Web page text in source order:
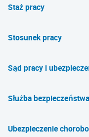
Staż pracy
Stosunek pracy
Sąd pracy i
Służba
Ubezpieczenie